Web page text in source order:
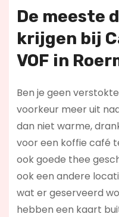
De meeste
krijgen bij
VOF in
Ben je geen
voorkeur meer uit
dan niet warme,
voor een koffie café
ook goede thee
ook een andere
wat er geserveerd
hebben een kaart